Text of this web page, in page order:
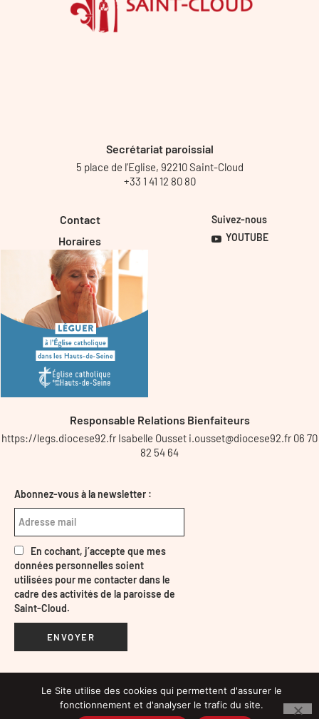
Secrétariat paroissial
5 place de l’Eglise, 92210 Saint-Cloud
+33 1 41 12 80 80
Contact
Horaires
Suivez-nous
YOUTUBE
Responsable Relations Bienfaiteurs
https://legs.diocese92.fr Isabelle Ousset i.ousset@diocese92.fr 06 70
82 54 64
Abonnez-vous à la newsletter :
En cochant, j’accepte que mes
données personnelles soient
utilisées pour me contacter dans le
cadre des activités de la paroisse de
Saint-Cloud.
ENVOYER
Mentions légales
Design TWID
Le Site utilise des cookies qui permettent d'assurer le
fonctionnement et d'analyser le trafic du site.